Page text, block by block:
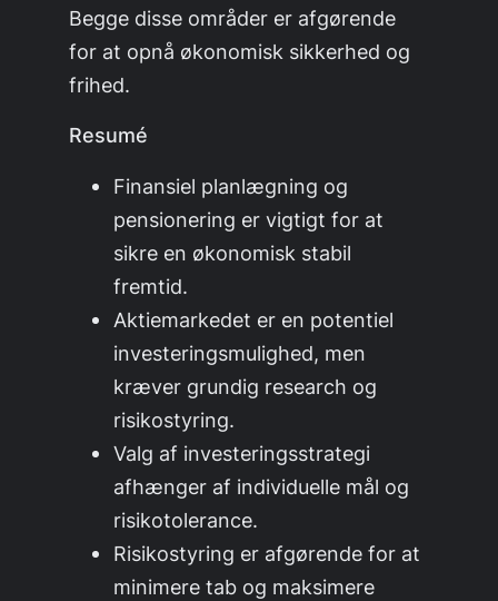
Begge disse områder er afgørende
for at opnå økonomisk sikkerhed og
frihed.
Resumé
Finansiel planlægning og
pensionering er vigtigt for at
sikre en økonomisk stabil
fremtid.
Aktiemarkedet er en potentiel
investeringsmulighed, men
kræver grundig research og
risikostyring.
Valg af investeringsstrategi
afhænger af individuelle mål og
risikotolerance.
Risikostyring er afgørende for at
minimere tab og maksimere